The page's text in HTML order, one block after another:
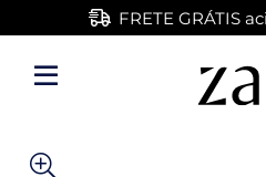
Entre com
FRETE GRÁTIS